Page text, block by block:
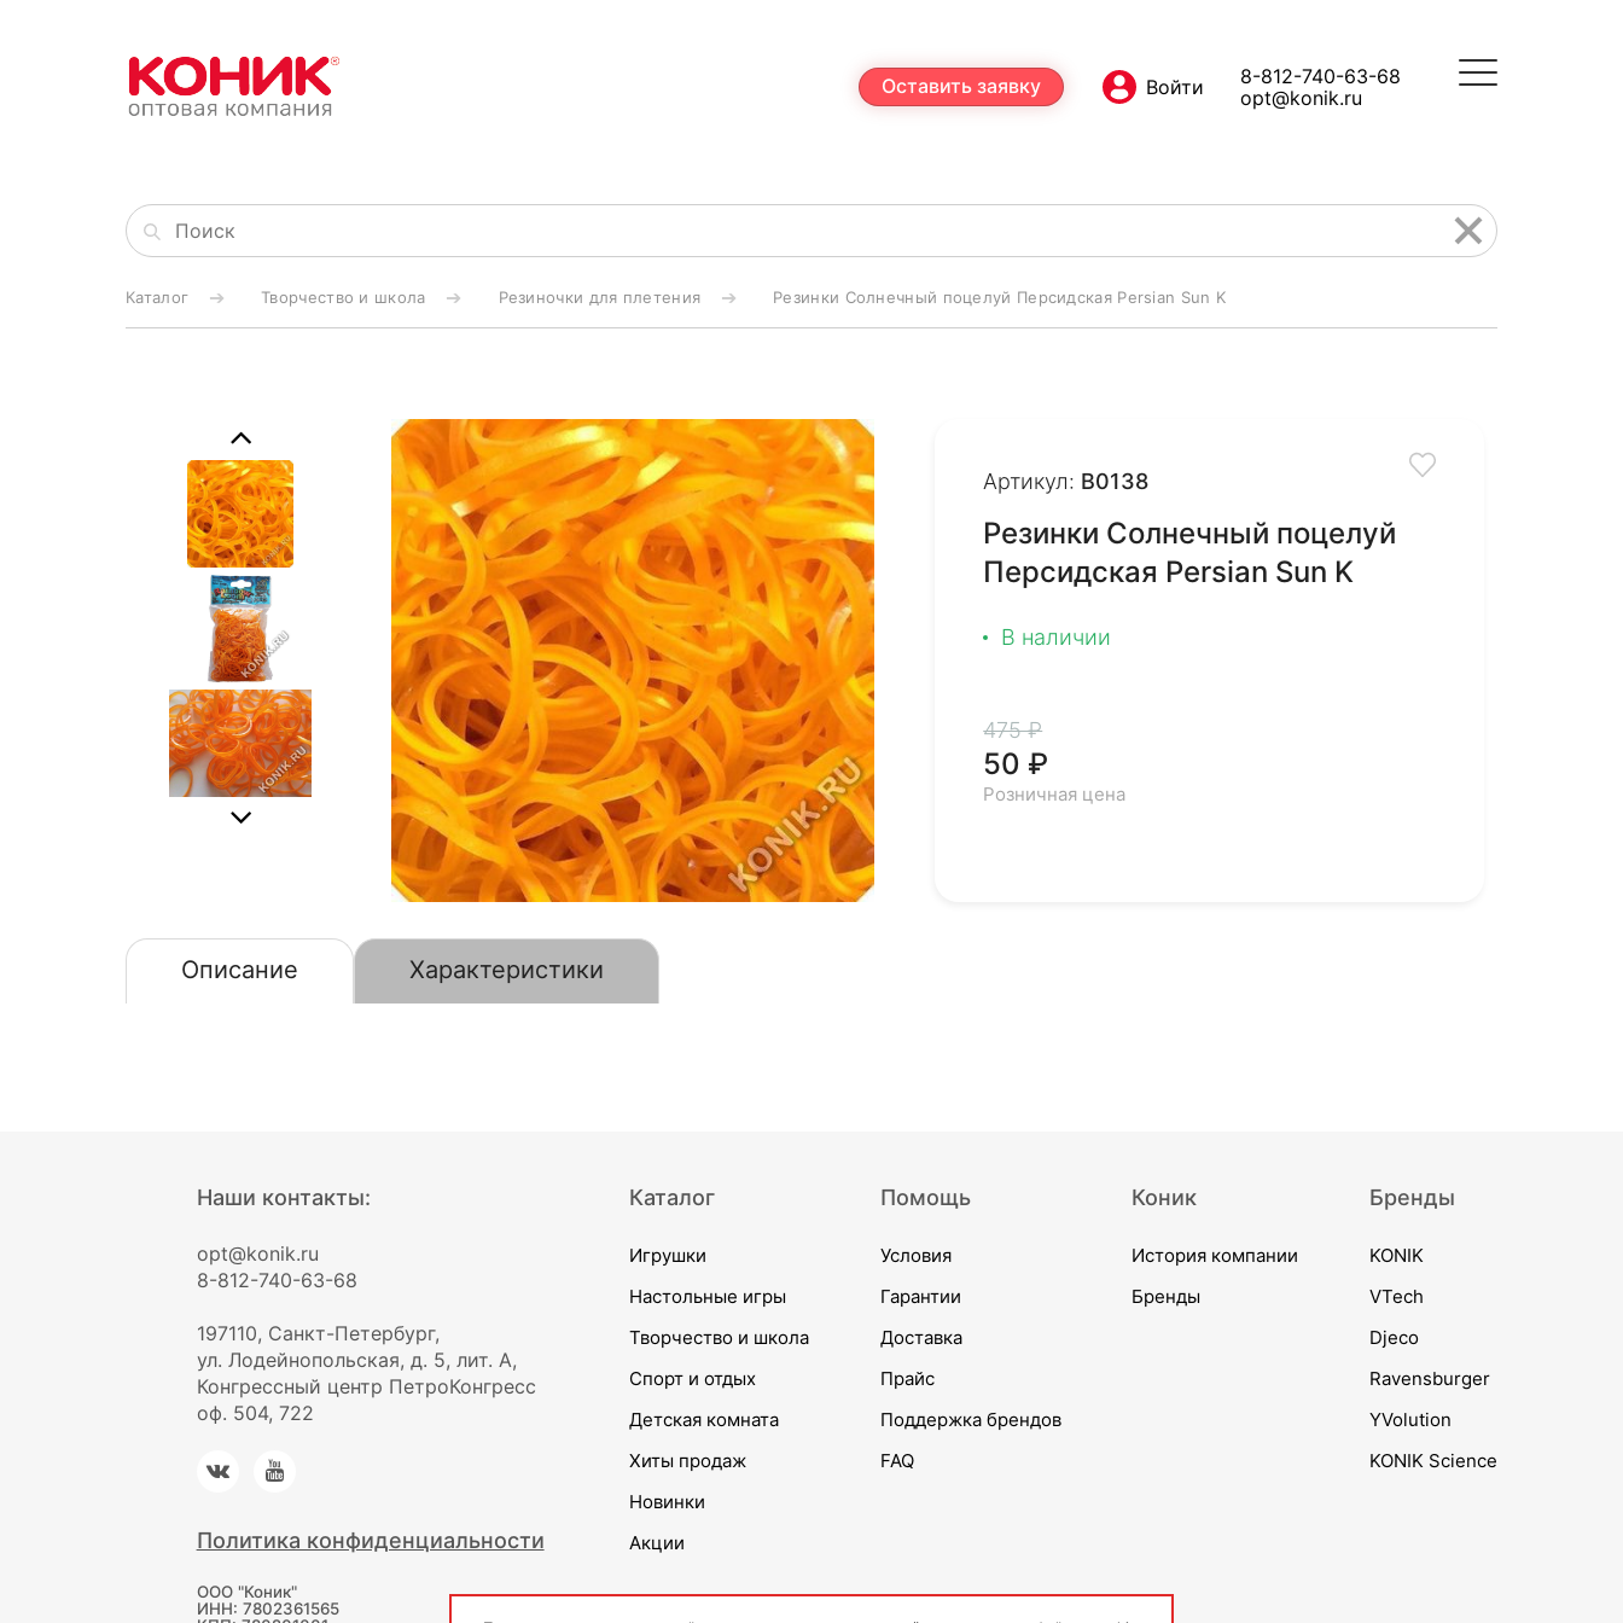
Оставить заявку
8-812-740-63-68
opt@konik.ru
Каталог Творчество и школа Резиночки для плетения Резинки Солнечный поцелуй Персидская Persian Sun K
Артикул: B0138
Резинки Солнечный поцелуй
Персидская Persian Sun K
В наличии
475 ₽
50 ₽
Розничная цена
Описание Характеристики
Наши контакты:
opt@konik.ru
8-812-740-63-68
197110, Санкт-Петербург,
ул. Лодейнопольская, д. 5, лит. А,
Конгрессный центр ПетроКонгресс
оф. 504, 722
Политика конфиденциальности
ООО "Коник"
ИНН: 7802361565
Каталог
Игрушки
Настольные игры
Творчество и школа
Спорт и отдых
Детская комната
Хиты продаж
Новинки
Акции
Помощь
Условия
Гарантии
Доставка
Прайс
Поддержка брендов
FAQ
Коник
История компании
Бренды
Бренды
KONIK
VTech
Djeco
Ravensburger
YVolution
KONIK Science